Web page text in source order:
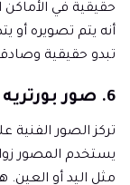
حقيقية في
أنه يتم تصويره
تبدو حقيقية
6. صور بورتريه فنية بالأبيض والأسود
تركز الصور الفنية
يستخدم المصور
مثل اليد أو